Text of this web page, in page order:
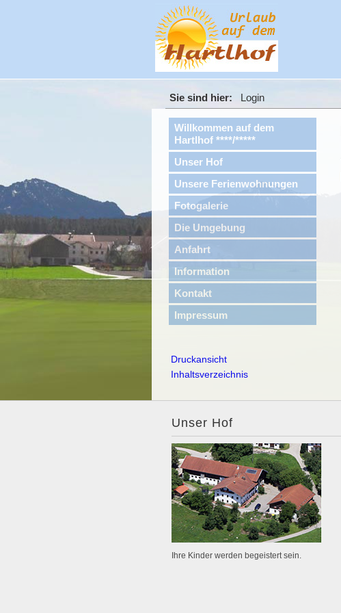
Sie sind hier: Login
Willkommen auf dem
Hartlhof ****/*****
Unser Hof
Unsere Ferienwohnungen
Fotogalerie
Die Umgebung
Anfahrt
Information
Kontakt
Impressum
Druckansicht
Inhaltsverzeichnis
Unser Hof
Ihre Kinder werden begeistert sein.